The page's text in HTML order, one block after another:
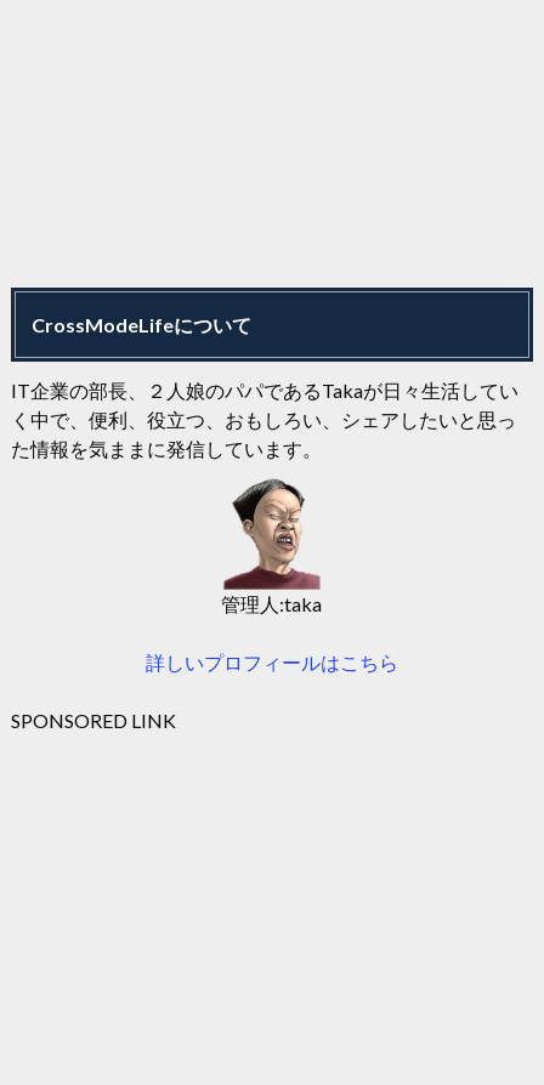
CrossModeLifeについて
IT企業の部長、２人娘のパパであるTakaが日々生活してい
く中で、便利、役立つ、おもしろい、シェアしたいと思っ
た情報を気ままに発信しています。
管理人:taka
詳しいプロフィールはこちら
SPONSORED LINK